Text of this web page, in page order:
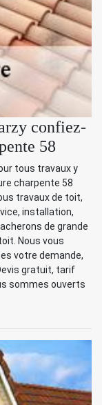
confiez-
58
tous travaux y
charpente 58
travaux de toit,
installation,
de grande
Nous vous
votre demande,
gratuit, tarif
sommes ouverts